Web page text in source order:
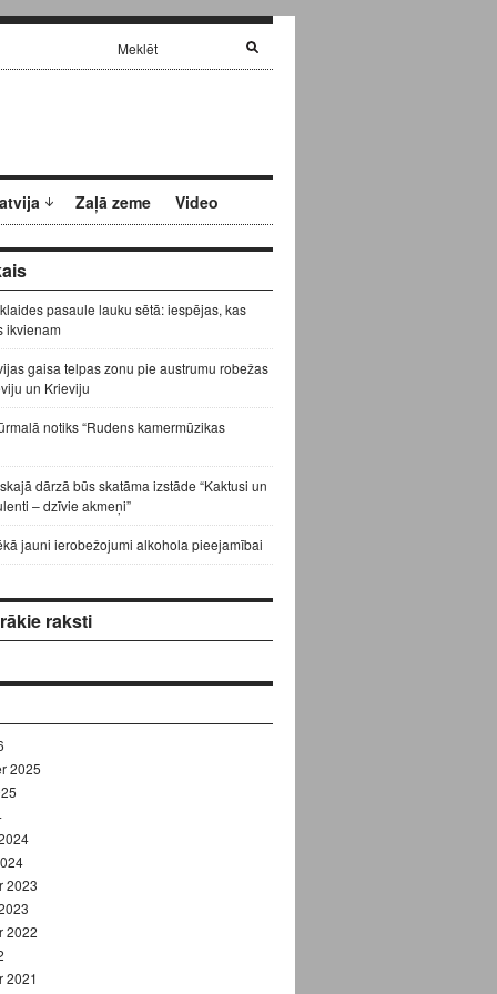
Zaļā zeme Video
pasaule lauku sētā: iespējas, kas
ikvienam
gaisa telpas zonu pie austrumu robežas
un Krieviju
notiks “Rudens kamermūzikas
dārzā būs skatāma izstāde “Kaktusi un
– dzīvie akmeņi”
jauni ierobežojumi alkohola pieejamībai
raksti
2025
2023
2022
2021